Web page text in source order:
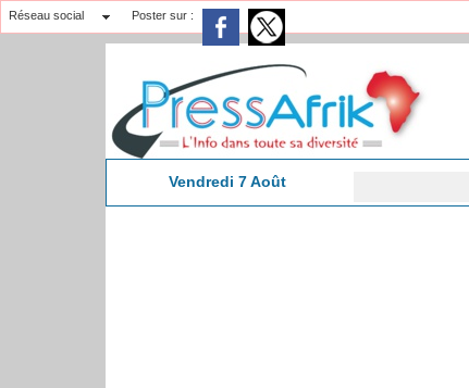
Réseau social Poster sur :
Vendredi 7 Août